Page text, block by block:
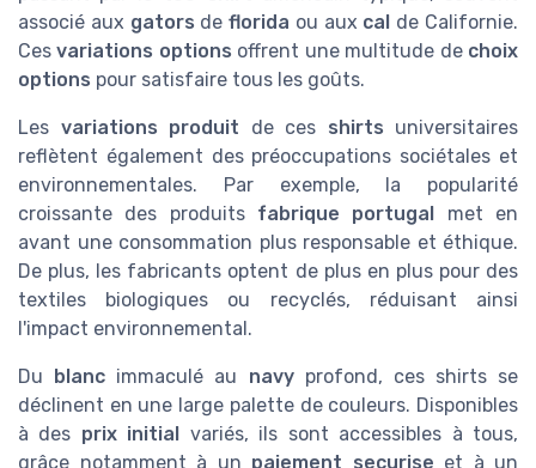
associé aux gators deflorida ou aux cal de Californie.
Cesvariations options offrent une multitude de choix
options pour satisfaire tous les goûts.
Les variations produit de ces shirts universitaires
reflètent également des préoccupations sociétales et
environnementales. Par exemple, la popularité
croissante des produits fabrique portugal met en
avant une consommation plus responsable et éthique.
De plus, les fabricants optent de plus en plus pour des
textiles biologiques ou recyclés, réduisant ainsi
l'impact environnemental.
Du blanc immaculé au navyprofond, ces shirts se
déclinent en une large palette de couleurs. Disponibles
à des prix initial variés, ils sont accessibles à tous,
grâce notamment à un paiement securise et à un